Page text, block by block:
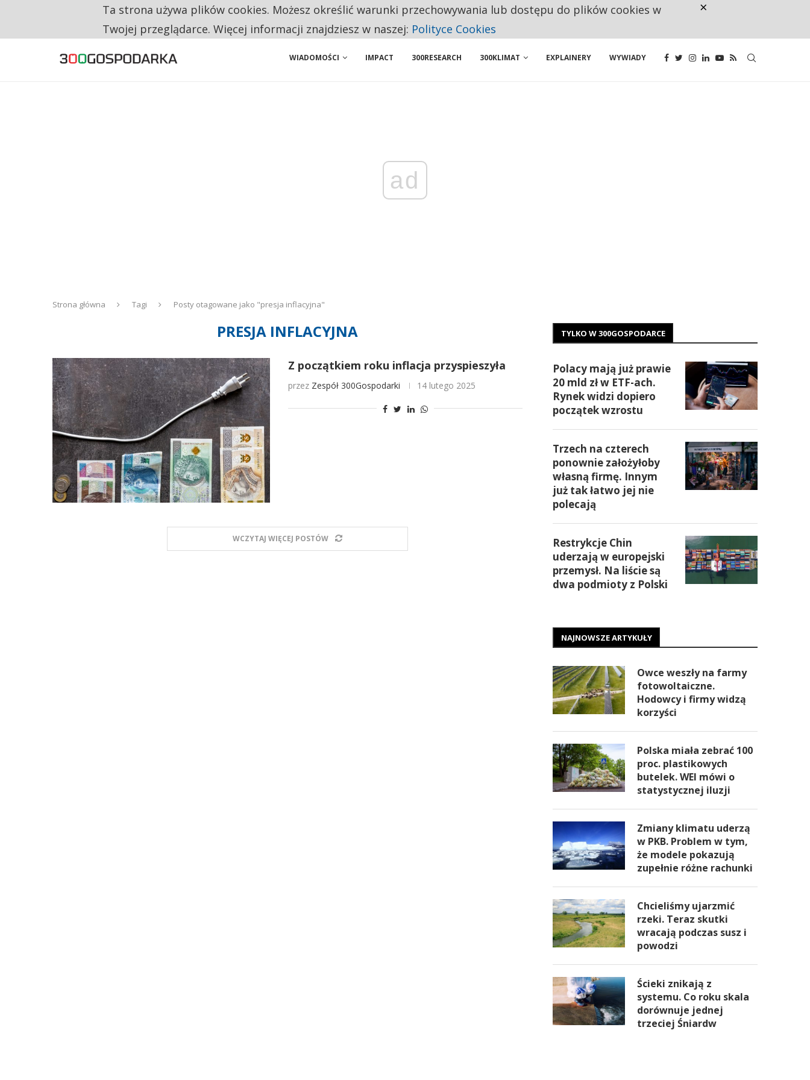
TRZECH NA CZTERECH PONOWNIE ZAŁOŻYŁOBY WŁASNĄ FIRMĘ. INNYM JUŻ TAK ŁATWO JEJ NIE POLECAJĄ
WIADOMOŚCI IMPACT 300RESEARCH 300KLIMAT EXPLAINERY WYWIADY
ad
Strona główna Tagi Posty otagowane jako "presja inflacyjna"
PRESJA INFLACYJNA
Z początkiem roku inflacja przyspieszyła
przez Zespół 300Gospodarki 14 lutego 2025
WCZYTAJ WIĘCEJ POSTÓW
TYLKO W 300GOSPODARCE
Polacy mają już prawie
20 mld zł w ETF-ach.
Rynek widzi dopiero
początek wzrostu
Trzech na czterech
ponownie założyłoby
własną firmę. Innym
już tak łatwo jej nie
polecają
Restrykcje Chin
uderzają w europejski
przemysł. Na liście są
dwa podmioty z Polski
NAJNOWSZE ARTYKUŁY
Owce weszły na farmy
fotowoltaiczne.
Hodowcy i firmy widzą
korzyści
Polska miała zebrać 100
proc. plastikowych
butelek. WEI mówi o
statystycznej iluzji
Zmiany klimatu uderzą
w PKB. Problem w tym,
że modele pokazują
zupełnie różne rachunki
Chcieliśmy ujarzmić
rzeki. Teraz skutki
wracają podczas susz i
powodzi
Ścieki znikają z
systemu. Co roku skala
dorównuje jednej
trzeciej Śniardw
Ta strona używa plików cookies. Możesz określić warunki przechowywania lub dostępu do plików cookies w
Twojej przeglądarce. Więcej informacji znajdziesz w naszej: Polityce Cookies
×